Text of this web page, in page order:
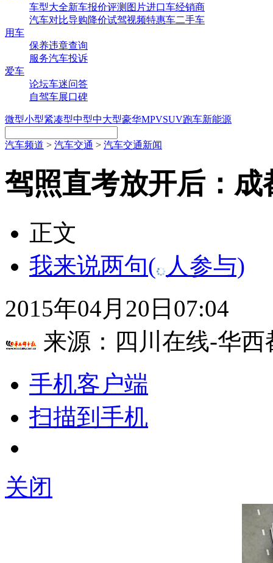
车型大全新车报价评测 图片进口车经销商
汽车对比导购降价试驾视频特惠车二手车
用车
保养违章查询
服务汽车投诉
爱车
论坛车迷问答
自驾车展口碑
微型小型紧凑型中型中大型豪华MPVSUV跑车新能源
汽车频道 > 汽车交通 > 汽车交通新闻
驾照直考放开后：
正文
我来说两句( 人参与)
2015年04月20日07:04
来源： 四川在线-华西
手机客户端
扫描到手机
关闭